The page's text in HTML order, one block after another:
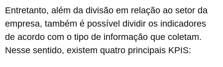
Entretanto, além da divisão em relação ao setor da
empresa, também é possível dividir os indicadores
de acordo com o tipo de informação que coletam.
Nesse sentido, existem quatro principais KPIS: